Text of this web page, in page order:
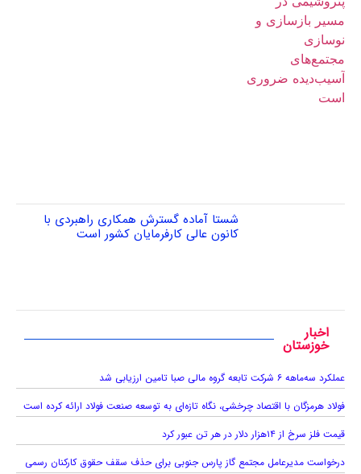
شستا آماده گسترش همکاری راهبردی با
کانون عالی کارفرمایان کشور است
اخبار
خوزستان
عملکرد سه‌ماهه ۶ شرکت‌ تابعه گروه مالی صبا تامین ارزیابی شد
فولاد هرمزگان با اقتصاد چرخشی، نگاه تازه‌ای به توسعه صنعت فولاد ارائه کرده است
قیمت فلز سرخ از ۱۴هزار دلار در هر تن عبور کرد
درخواست مدیرعامل مجتمع گاز پارس جنوبی برای حذف سقف حقوق کارکنان رسمی